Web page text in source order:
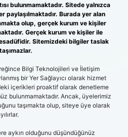
bulunmamaktadır. Sitede yalnızca
paylaşılmaktadır. Burada yer alan
olup, gerçek kurum ve kişiler
Gerçek kurum ve kişiler ile
Sitemizdeki bilgiler taslak
Bilgi Teknolojileri ve İletişim
bir Yer Sağlayıcı olarak hizmet
içerikleri proaktif olarak denetleme
bulunmamaktadır. Ancak, üyelerimiz
taşımakta olup, siteye üye olarak
aykırı olduğunu düşündüğünüz